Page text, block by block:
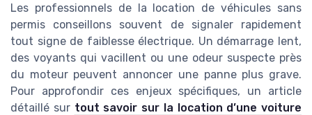
Les professionnels de la location de véhicules sans
permis conseillons souvent de signaler rapidement
tout signe de faiblesse électrique. Un démarrage lent,
des voyants qui vacillent ou une odeur suspecte près
du moteur peuvent annoncer une panne plus grave.
Pour approfondir ces enjeux spécifiques, un article
détaillé sur tout savoir sur la location d’une voiture